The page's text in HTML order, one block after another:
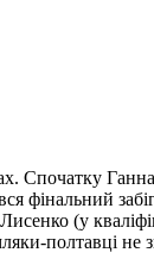
Спочатку
(у
полтавці